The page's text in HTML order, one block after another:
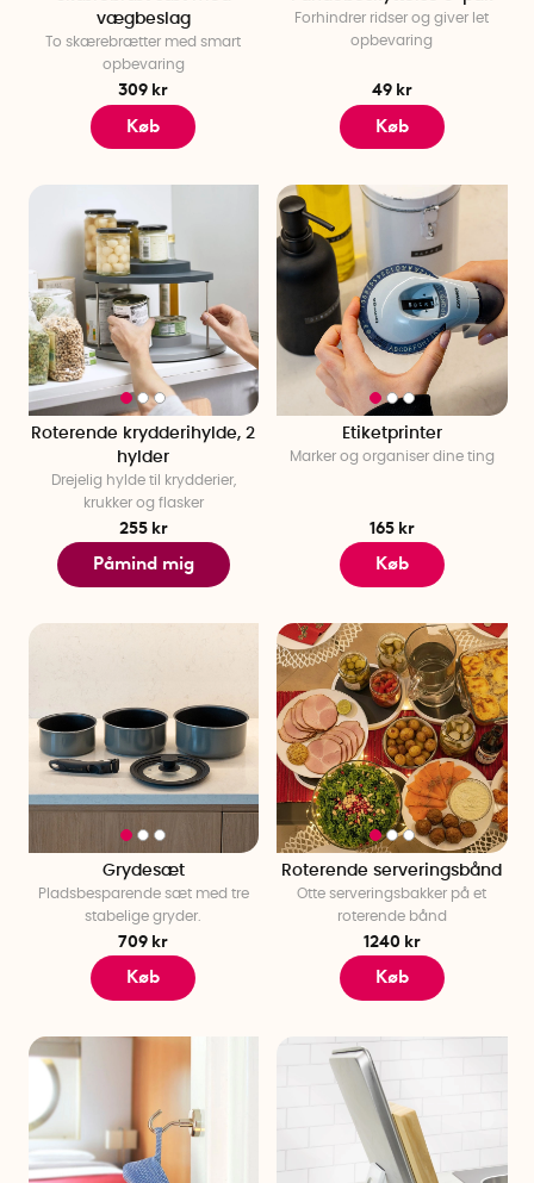
vægbeslag
To skærebrætter med smart
opbevaring
309 kr
Køb
Forhindrer ridser og giver let
opbevaring
49 kr
Køb
Roterende krydderihylde, 2
hylder
Drejelig hylde til krydderier,
krukker og flasker
255 kr
Påmind mig
Etiketprinter
Marker og organiser dine ting
165 kr
Køb
Grydesæt
Pladsbesparende sæt med tre
stabelige gryder.
709 kr
Køb
Roterende serveringsbånd
Otte serveringsbakker på et
roterende bånd
1240 kr
Køb